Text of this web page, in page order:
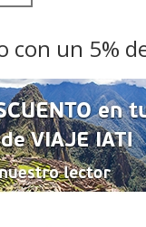
con un 5%